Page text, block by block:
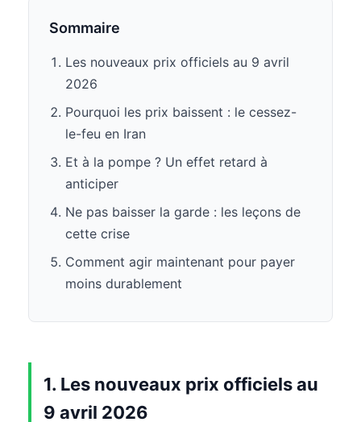
Sommaire
Les nouveaux prix officiels au 9 avril
2026
Pourquoi les prix baissent : le cessez-
le-feu en Iran
Et à la pompe ? Un effet retard à
anticiper
Ne pas baisser la garde : les leçons de
cette crise
Comment agir maintenant pour payer
moins durablement
1. Les nouveaux prix officiels au
9 avril 2026